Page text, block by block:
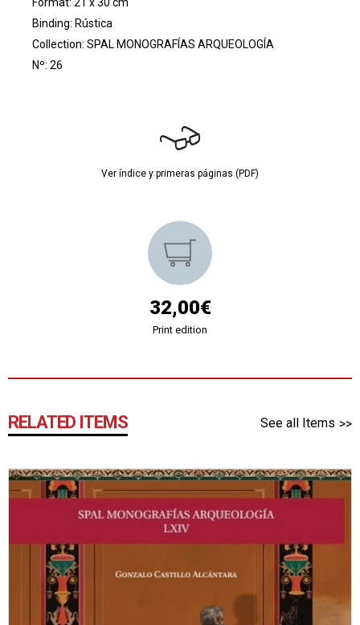
Binding: Rústica
Collection: SPAL MONOGRAFÍAS ARQUEOLOGÍA
Nº: 26
Ver índice y primeras páginas (PDF)
32,00€
Print edition
RELATED ITEMS See all Items